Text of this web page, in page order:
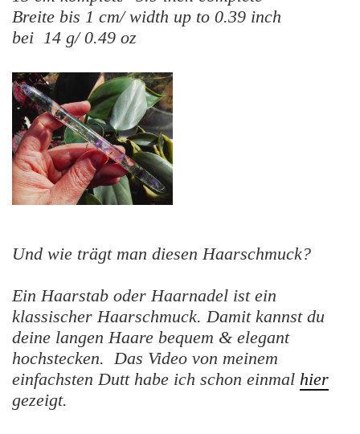
Breite bis 1 cm/ width up to 0.39 inch
bei 14 g/ 0.49 oz
Und wie trägt man diesen Haarschmuck?
Ein Haarstab oder Haarnadel ist ein
klassischer Haarschmuck. Damit kannst du
deine langen Haare bequem & elegant
hochstecken. Das Video von meinem
einfachsten Dutt habe ich schon einmal hier
gezeigt.